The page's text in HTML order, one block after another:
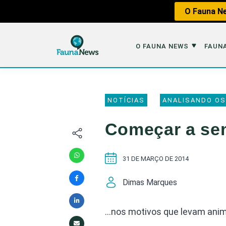
O Fauna
O FAUNA NEWS
O Fauna News
Equipe
Parceiros
Republique
Publique no Fauna
Contato/Mídia Kit
Fauna em
Caça
NOTÍCIAS ANALISANDO
Começar a
Dimas Marques
31 DE MARÇO DE 2014
…nos motivos que levam